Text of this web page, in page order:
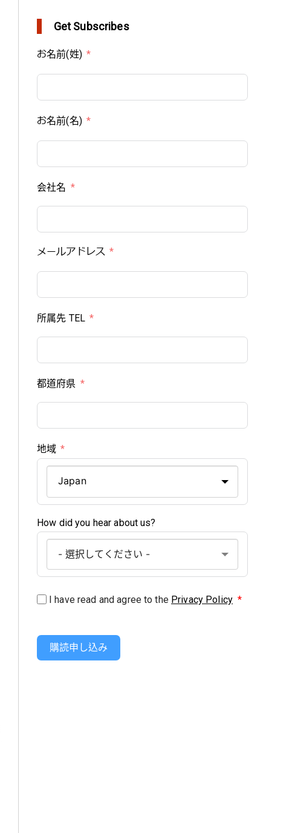
Get Subscribes
お名前(姓)
お名前(名)
会社名
メールアドレス
所属先 TEL
都道府県
地域
Japan
How did you hear about us?
I have read and agree to the Privacy Policy *
購読申し込み